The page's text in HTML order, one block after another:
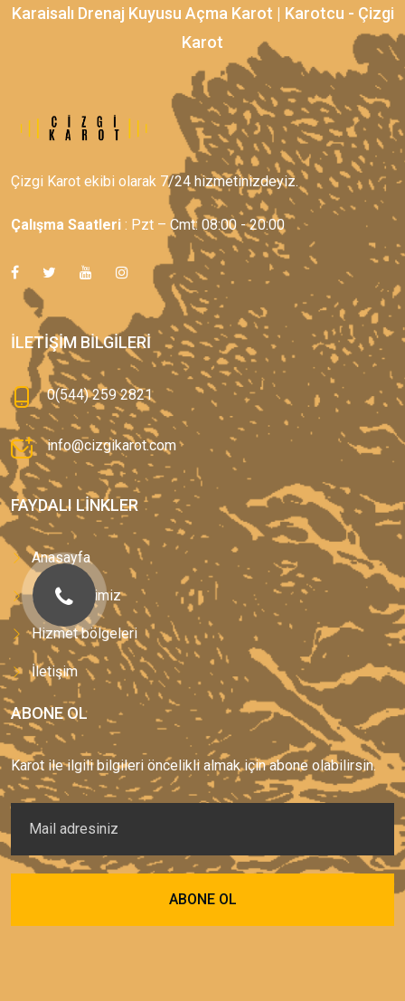
Karaisalı Drenaj Kuyusu Açma Karot | Karotcu - Çizgi
Karot
Çizgi Karot ekibi olarak 7/24 hizmetinizdeyiz.
Çalışma Saatleri : Pzt – Cmt: 08:00 - 20:00
İLETIŞIM BILGILERI
0(544) 259 2821
info@cizgikarot.com
FAYDALI LINKLER
Anasayfa
Hizmetlerimiz
Hizmet bölgeleri
İletişim
ABONE OL
Karot ile ilgili bilgileri öncelikli almak için abone olabilirsin.